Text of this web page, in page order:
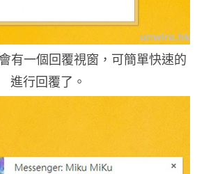
有一個回覆視窗，可簡單快速的
進行回覆了。